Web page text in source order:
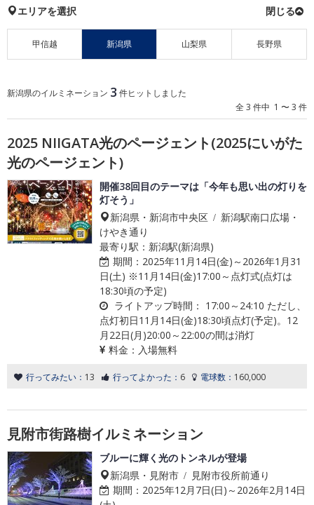
エリアを選択
甲信越 新潟県 山梨県 長野県
新潟県のイルミネーション 3 件ヒットしました
全 3 件中 1 〜 3 件
2025 NIIGATA光のページェント(2025にいがた
光のページェント)
開催38回目のテーマは「今年も思い出の灯りを
灯そう」
新潟県・新潟市中央区 / 新潟駅南口広場・
けやき通り
最寄り駅：新潟駅(新潟県)
期間： 2025年11月14日(金)～2026年1月31
日(土) ※11月14日(金)17:00～点灯式(点灯は
18:30頃の予定)
ライトアップ時間： 17:00～24:10 ただし、
点灯初日11月14日(金)18:30頃点灯(予定)。12
月22日(月)20:00～22:00の間は消灯
料金： 入場無料
行ってみたい： 13 行ってよかった： 6 電球数： 160,000
見附市街路樹イルミネーション
ブルーに輝く光のトンネルが登場
新潟県・見附市 / 見附市役所前通り
期間： 2025年12月7日(日)～2026年2月14日